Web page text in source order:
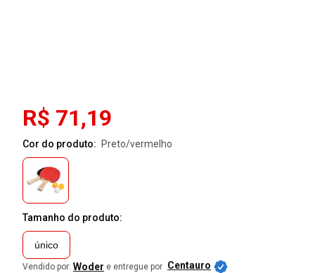
R$ 71,19
Cor do produto: preto/vermelho
Tamanho do produto:
único
Vendido por: Woder e entregue por Centauro